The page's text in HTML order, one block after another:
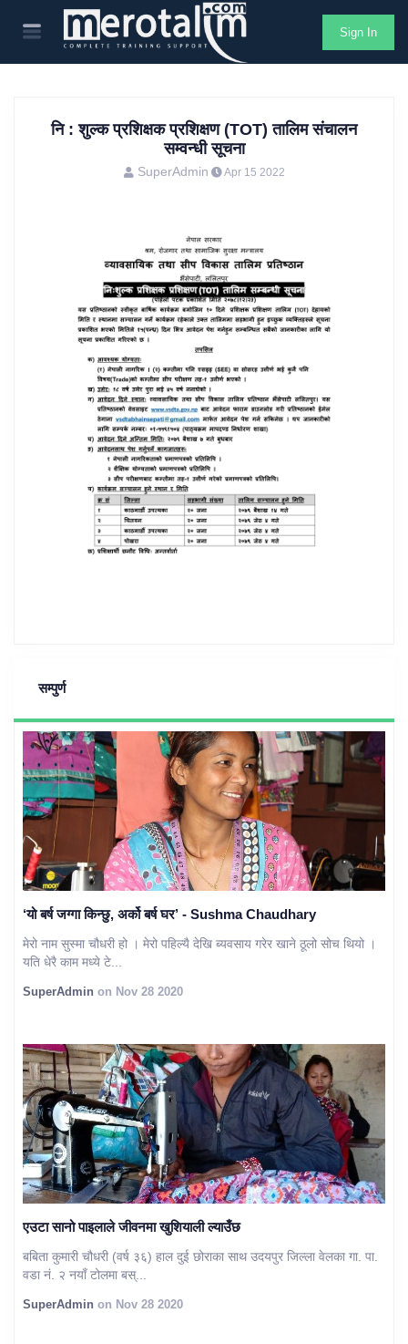
Sign In
नि : शुल्क प्रशिक्षक प्रशिक्षण (TOT) तालिम संचालन
सम्वन्धी सूचना
SuperAdmin Apr 15 2022
सम्पुर्ण
‘यो बर्ष जग्गा किन्छु, अर्को बर्ष घर’ - Sushma Chaudhary
मेरो नाम सुस्मा चौधरी हो । मेरो पहिल्यै देखि ब्यवसाय गरेर खाने ठूलो सोच थियो ।
यति धेरै काम मध्ये टे...
SuperAdmin on Nov 28 2020
एउटा सानो पाइलाले जीवनमा खुशियाली ल्याउँछ
बबिता कुमारी चौधरी (वर्ष ३६) हाल दुई छोराका साथ उदयपुर जिल्ला वेलका गा. पा.
वडा नं. २ नयाँ टोलमा बस्...
SuperAdmin on Nov 28 2020